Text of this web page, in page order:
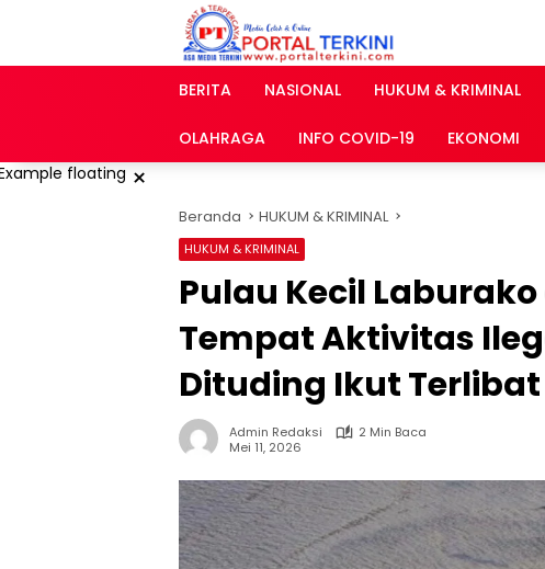
BERITA
NASIONAL HUKUM & KRIMINAL
OLAHRAGA INFO COVID-19 EKONOMI
×
Beranda HUKUM & KRIMINAL
HUKUM & KRIMINAL
Pulau Kecil
Tempat Aktivitas
Dituding Ikut Terlibat
Admin Redaksi
2 Min Baca
Mei 11, 2026